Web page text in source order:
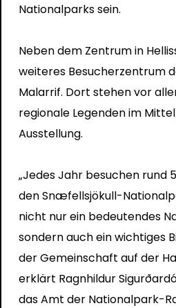
Nationalparks sein.
Neben dem Zentrum in
weiteres Besucherzentrum
Malarrif. Dort stehen vor
regionale Legenden im
Ausstellung.
„Jedes Jahr besuchen rund
den Snæfellsjökull-
nicht nur ein bedeutendes
sondern auch ein wichtiges
der Gemeinschaft auf der
erklärt Ragnhildur
das Amt der Nationalpark-